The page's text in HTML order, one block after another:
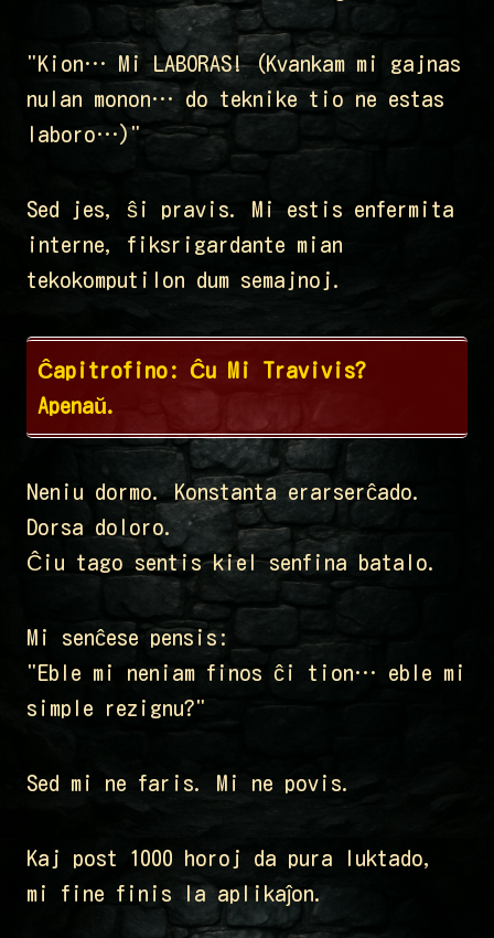
"Kion… Mi LABORAS! (Kvankam mi gajnas
nulan monon… do teknike tio ne estas
laboro…)"
Sed jes, ŝi pravis. Mi estis enfermita
interne, fiksrigardante mian
tekokomputilon dum semajnoj.
Ĉapitrofino: Ĉu Mi Travivis?
Apenaŭ.
Neniu dormo. Konstanta erarserĉado.
Dorsa doloro.
Ĉiu tago sentis kiel senfina batalo.
Mi senĉese pensis:
"Eble mi neniam finos ĉi tion… eble mi
simple rezignu?"
Sed mi ne faris. Mi ne povis.
Kaj post 1000 horoj da pura luktado,
mi fine finis la aplikaĵon.